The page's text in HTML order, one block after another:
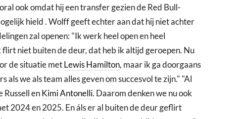
ook omdat hij een transfer gezien de Red Bull-
hield . Wolff geeft echter aan dat hij niet achter
zal openen: "Ik werk heel open en heel
niet buiten de deur, dat heb ik altijd geroepen. Nu
de situatie metLewis Hamilton, maar ik ga doorgaans
als we als team alles geven om succesvol te zijn." "Al
Russell enKimi Antonelli. Daarom denken we nu ook
2024 en 2025. En áls er al buiten de deur geflirt